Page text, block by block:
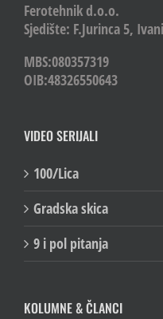
Ferotehnik d.o.o.
Sjedište: F.Jurinca 5,
MBS:080357319
OIB:48326550643
VIDEO SERIJALI
100/Lica
Gradska skica
9 i pol pitanja
KOLUMNE & ČLANCI